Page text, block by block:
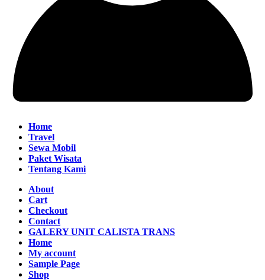
Home
Travel
Sewa Mobil
Paket Wisata
Tentang Kami
About
Cart
Checkout
Contact
GALERY UNIT CALISTA TRANS
Home
My account
Sample Page
Shop